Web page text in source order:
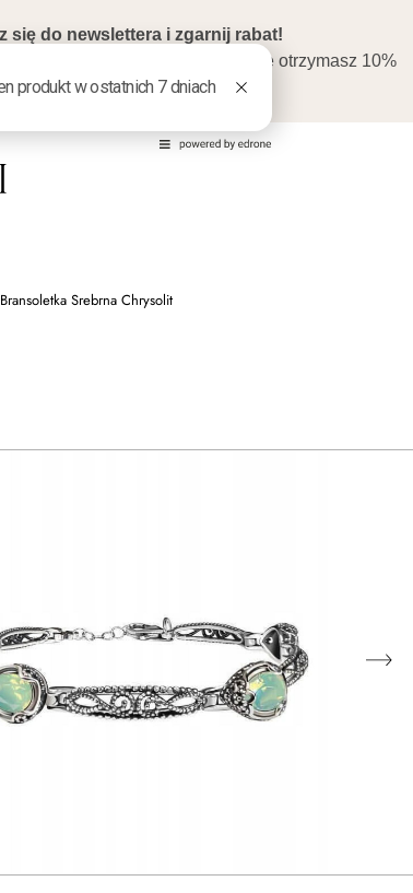
Bransoletka Srebrna Chrysolit